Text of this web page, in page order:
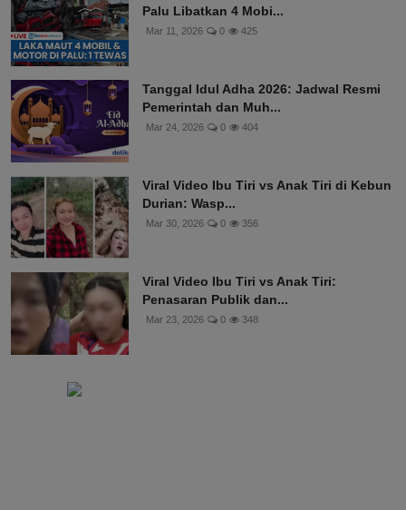
Palu Libatkan 4 Mobi...
Mar 11, 2026 0 425
Tanggal Idul Adha 2026: Jadwal Resmi
Pemerintah dan Muh...
Mar 24, 2026 0 404
Viral Video Ibu Tiri vs Anak Tiri di Kebun
Durian: Wasp...
Mar 30, 2026 0 356
Viral Video Ibu Tiri vs Anak Tiri:
Penasaran Publik dan...
Mar 23, 2026 0 348